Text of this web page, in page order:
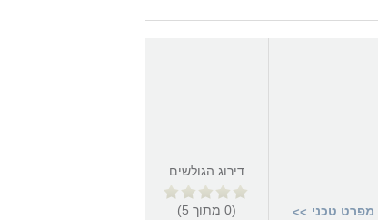
מפרט טכני >>
דירוג הגולשים
(
0 מתוך 5
)